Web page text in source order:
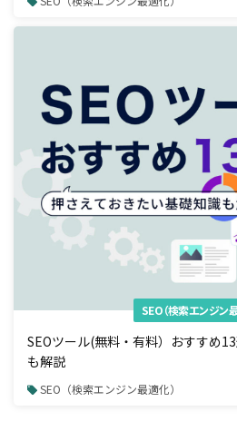
SEO（検索エンジン
SEOツール(無料・有料）おすすめ
も解説
SEO（検索エンジン最適化）